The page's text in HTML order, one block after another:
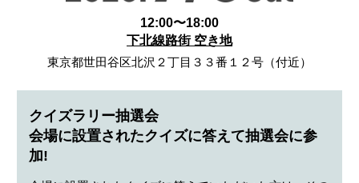
12:00〜18:00
下北線路街 空き地
東京都世田谷区北沢２丁目３３番１２号（付近）
クイズラリー抽選会
会場に設置されたクイズに答えて抽選会に参
加!